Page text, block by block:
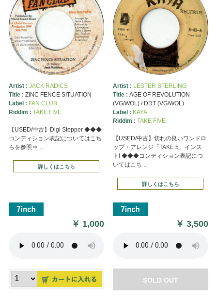
Artist : JACK RADICS
Title : ZINC FENCE SITUATION
Label : FAN CLUB
Riddim : TAKE FIVE
【USED/中古】Digi Stepper ◆◆◆
コンディション表記についてはこち
らを参照⇒ ...
詳しくはこちら
￥ 1,000
Artist : LESTER STERLING
Title : AGE OF REVOLUTION
(VG/WOL) / DDT (VG/WOL)
Label : KAYA
Riddim : TAKE FIVE
【USED/中古】切れの良いワンドロ
ップ・アレンジ「TAKE 5」インス
ト! ◆◆◆コンディション表記につ
いてはこち ...
詳しくはこちら
￥3,500
SOLD OUT